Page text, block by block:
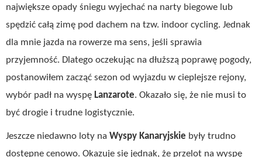
największe opady śniegu wyjechać na narty biegowe lub
spędzić całą zimę pod dachem na tzw. indoor cycling. Jednak
dla mnie jazda na rowerze ma sens, jeśli sprawia
przyjemność. Dlatego oczekując na dłuższą poprawę pogody,
postanowiłem zacząć sezon od wyjazdu w cieplejsze rejony,
wybór padł na wyspę Lanzarote. Okazało się, że nie musi to
być drogie i trudne logistycznie.
Jeszcze niedawno loty na Wyspy Kanaryjskie były trudno
dostępne cenowo. Okazuje się jednak, że przelot na wyspę